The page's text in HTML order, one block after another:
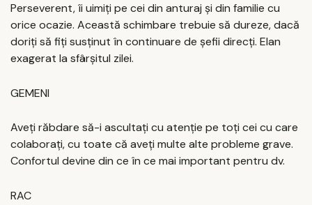
Perseverent, îi uimiți pe cei din anturaj și din familie cu
orice ocazie. Această schimbare trebuie să dureze, dacă
doriți să fiți susținut în continuare de șefii direcți. Elan
exagerat la sfârșitul zilei.
GEMENI
Aveți răbdare să-i ascultați cu atenție pe toți cei cu care
colaborați, cu toate că aveți multe alte probleme grave.
Confortul devine din ce în ce mai important pentru dv.
RAC